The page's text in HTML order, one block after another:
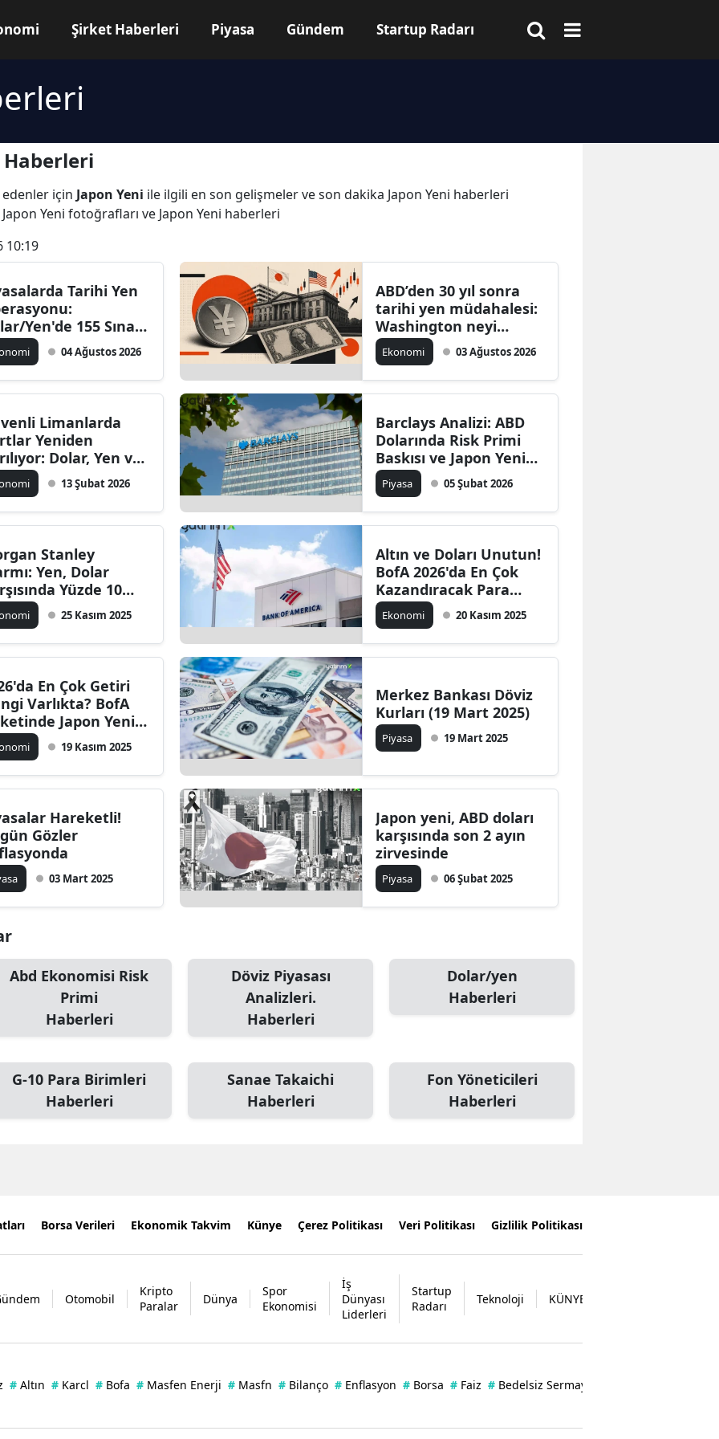
Şirket Haberleri Piyasa Gündem Startup Radarı
Haberleri
için Japon Yeni ile ilgili en son gelişmeler ve son dakika Japon Yeni haberleri
Yeni fotoğrafları ve Japon Yeni haberleri
10:19
Tarihi Yen
Yen'de 155 Sınavı
04 Ağustos 2026
ABD’den 30 yıl sonra
tarihi yen müdahalesi:
Washington neyi
koruyor?
Ekonomi 03 Ağustos 2026
Limanlarda
Yeniden
Dolar, Yen ve
Arasında Yeni
13 Şubat 2026
Barclays Analizi: ABD
Dolarında Risk Primi
Baskısı ve Japon Yeni
Öngörüsü
Piyasa 05 Şubat 2026
Stanley
Yen, Dolar
Yüzde 10
25 Kasım 2025
Altın ve Doları Unutun!
BofA 2026'da En Çok
Kazandıracak Para
Birimi Açıkladı
Ekonomi 20 Kasım 2025
En Çok Getiri
Varlıkta? BofA
Japon Yeni
Zirvede19 Kasım 2025
Merkez Bankası Döviz
Kurları (19 Mart 2025)
Piyasa 19 Mart 2025
Hareketli!
Gözler
03 Mart 2025
Japon yeni, ABD doları
karşısında son 2 ayın
zirvesinde
Piyasa 06 Şubat 2025
Abd Ekonomisi Risk
Primi
Haberleri
Döviz Piyasası
Analizleri.
Haberleri
Dolar/yen
Haberleri
G-10 Para Birimleri
Haberleri
Sanae Takaichi
Haberleri
Fon Yöneticileri
Haberleri
Borsa Verileri Ekonomik Takvim Künye Çerez Politikası Veri Politikası Gizlilik Politikası
Otomobil
Kripto
Paralar
Dünya
Spor
Ekonomisi
İş
Dünyası
Liderleri
Startup
Radarı
Teknoloji KÜNYE
# Altın # Karcl # Bofa # Masfen Enerji # Masfn # Bilanço # Enflasyon # Borsa # Faiz # Bedelsiz Sermaye Artırımı